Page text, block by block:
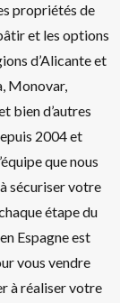
propriétés de
et les options
d’Alicante et
Monovar,
bien d’autres
2004 et
que nous
sécuriser votre
étape du
Espagne est
vous vendre
à réaliser votre